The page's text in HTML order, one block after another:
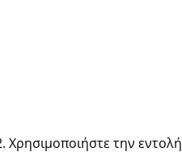
Χρησιμοποιήστε την εντολή